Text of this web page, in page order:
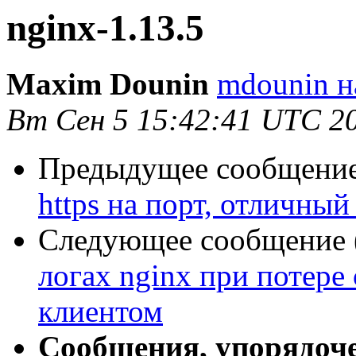
nginx-1.13.5
Maxim Dounin mdounin
Вт Сен 5 15:42:41 UTC
Предыдущее
https на порт,
Следующее сообщение
логах nginx при
клиентом
Сообщения,